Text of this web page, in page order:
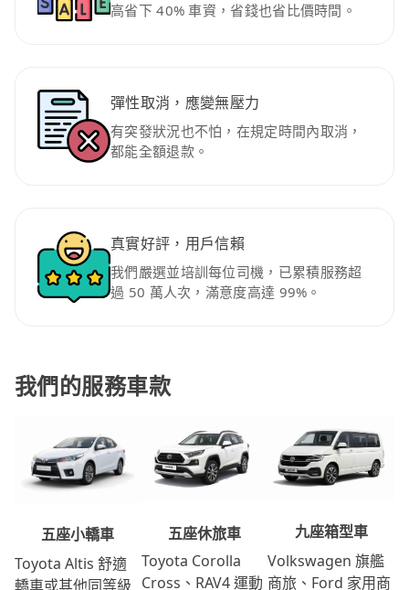
高省下 40% 車資，省錢也省比價時間。
彈性取消，應變無壓力
有突發狀況也不怕，在規定時間內取消，
都能全額退款。
真實好評，用戶信賴
我們嚴選並培訓每位司機，已累積服務超
過 50 萬人次，滿意度高達 99%。
我們的服務車款
五座小轎車
Toyota Altis 舒適
轎車或其他同等級
五座休旅車
Toyota Corolla
Cross、RAV4 運動
九座箱型車
Volkswagen 旗艦
商旅、Ford 家用商